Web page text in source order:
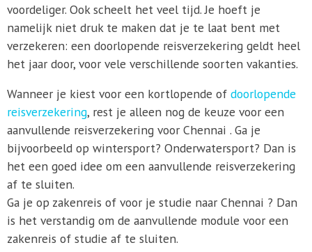
voordeliger. Ook scheelt het veel tijd. Je hoeft je
namelijk niet druk te maken dat je te laat bent met
verzekeren: een doorlopende reisverzekering geldt heel
het jaar door, voor vele verschillende soorten vakanties.
Wanneer je kiest voor een kortlopende of doorlopende
reisverzekering, rest je alleen nog de keuze voor een
aanvullende reisverzekering voor Chennai . Ga je
bijvoorbeeld op wintersport? Onderwatersport? Dan is
het een goed idee om een aanvullende reisverzekering
af te sluiten.
Ga je op zakenreis of voor je studie naar Chennai ? Dan
is het verstandig om de aanvullende module voor een
zakenreis of studie af te sluiten.